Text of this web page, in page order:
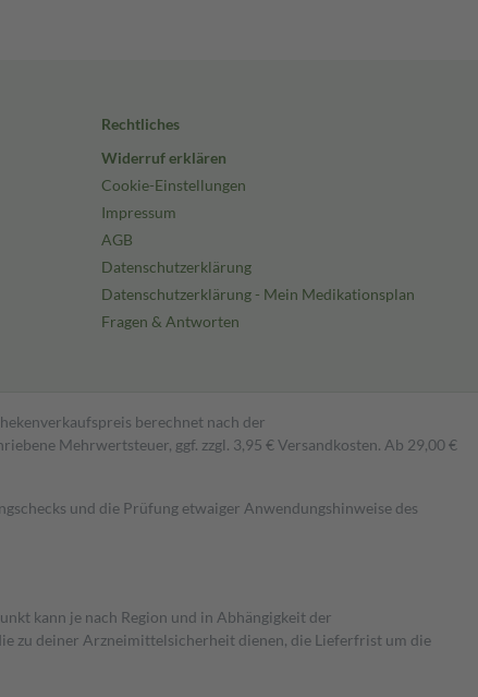
Rechtliches
Widerruf erklären
Cookie-Einstellungen
Impressum
AGB
Datenschutzerklärung
Datenschutzerklärung - Mein Medikationsplan
Fragen & Antworten
berechnet nach der
Mehrwertsteuer, ggf. zzgl. 3,95 € Versandkosten. Ab 29,00 €
und die Prüfung etwaiger Anwendungshinweise des
kann je nach Region und in Abhängigkeit der
zu deiner Arzneimittelsicherheit dienen, die Lieferfrist um die